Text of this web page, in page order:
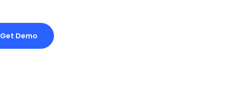
Get Demo